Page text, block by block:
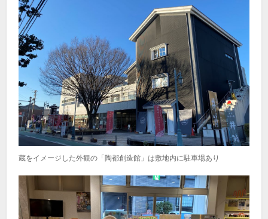
蔵をイメージした外観の「陶都創造館」は敷地内に駐車場あり